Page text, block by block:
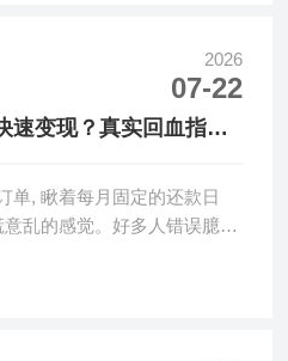
2026
07-22
速变现？真实回血指南
单, 瞅着每月固定的还款日
乱的感觉。好多人错误臆想